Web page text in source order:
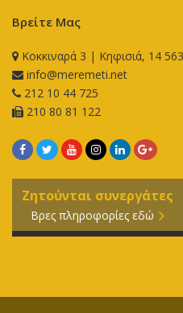
Βρείτε Μας
Κοκκιναρά 3 | Κηφισιά, 14 563
info@meremeti.net
212 10 44 725
210 80 81 122
Ζητούνται συνεργάτες
Βρες πληροφορίες εδώ